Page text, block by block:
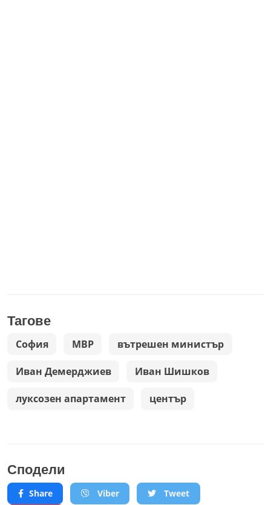
Тагове
София МВР вътрешен министър
Иван Демерджиев Иван Шишков
луксозен апартамент център
Сподели
Share Viber Tweet